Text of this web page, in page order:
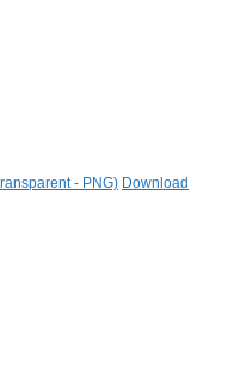
- PNG) Download